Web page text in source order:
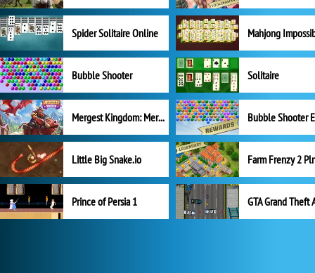
Spider Solitaire Online Mahjong
Bubble Shooter Solitaire
Mergest Kingdom: Merge Puzzle
Little Big Snake.io
Prince of Persia 1 GTA Grand Theft